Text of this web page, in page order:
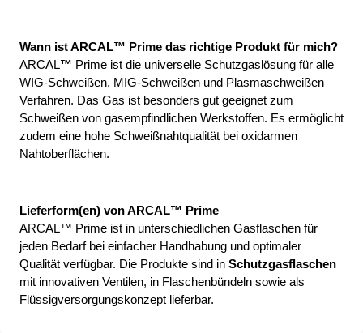
Wann ist ARCAL™ Prime das richtige Produkt für mich?
ARCAL™ Prime ist die universelle Schutzgaslösung für alle
WIG-Schweißen, MIG-Schweißen und Plasmaschweißen
Verfahren. Das Gas ist besonders gut geeignet zum
Schweißen von gasempfindlichen Werkstoffen. Es ermöglicht
zudem eine hohe Schweißnahtqualität bei oxidarmen
Nahtoberflächen.
Lieferform(en) von ARCAL™ Prime
ARCAL™ Prime ist in unterschiedlichen Gasflaschen für
jeden Bedarf bei einfacher Handhabung und optimaler
Qualität verfügbar. Die Produkte sind in Schutzgasflaschen
mit innovativen Ventilen, in Flaschenbündeln sowie als
Flüssigversorgungskonzept lieferbar.